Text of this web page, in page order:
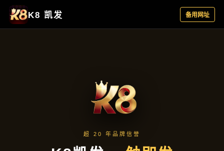
热点聚焦
首页 热点聚焦